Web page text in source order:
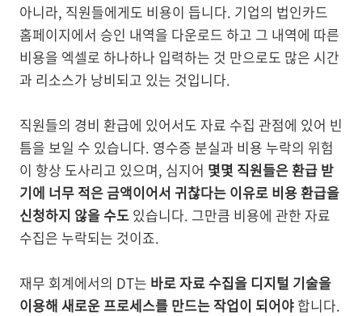
아니라, 직원들에게도 비용이 듭니다. 기업의 법인카드
홈페이지에서 승인 내역을 다운로드 하고 그 내역에 따른
비용을 엑셀로 하나하나 입력하는 것 만으로도 많은 시간
과 리소스가 낭비되고 있는 것입니다.
직원들의 경비 환급에 있어서도 자료 수집 관점에 있어 빈
틈을 보일 수 있습니다. 영수증 분실과 비용 누락의 위험
이 항상 도사리고 있으며, 심지어 몇몇 직원들은 환급 받
기에 너무 적은 금액이어서 귀찮다는 이유로 비용 환급을
신청하지 않을 수도 있습니다. 그만큼 비용에 관한 자료
수집은 누락되는 것이죠.
재무 회계에서의 DT는 바로 자료 수집을 디지털 기술을
이용해 새로운 프로세스를 만드는 작업이 되어야 합니다.